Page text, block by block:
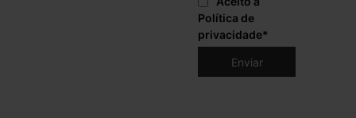
Política de
privacidade*